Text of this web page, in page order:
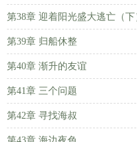
第38章 迎着阳光盛大逃亡（下
第39章 归船休整
第40章 渐升的友谊
第41章 三个问题
第42章 寻找海叔